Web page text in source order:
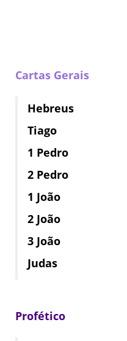
Cartas Gerais
Hebreus
Tiago
1 Pedro
2 Pedro
1 João
2 João
3 João
Judas
Profético